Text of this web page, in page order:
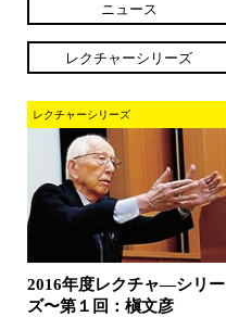
ニュース
レクチャーシリーズ
レクチャーシリーズ
2016年度レクチャ―シリー
ズ〜第１回：槇文彦